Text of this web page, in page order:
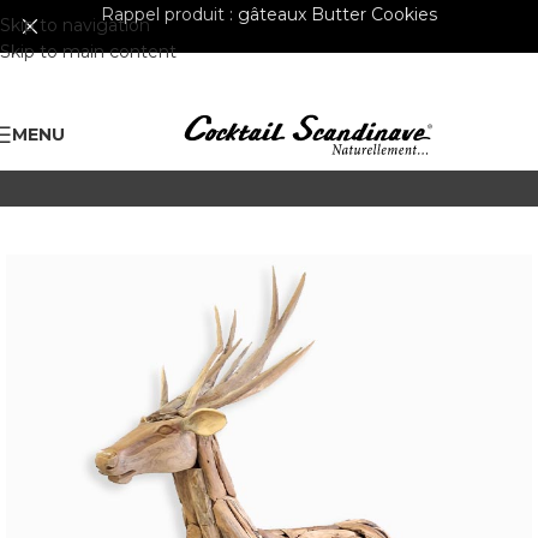
Skip to navigation
Skip to main content
Rappel produit : gâteaux Butter Cookies
MENU